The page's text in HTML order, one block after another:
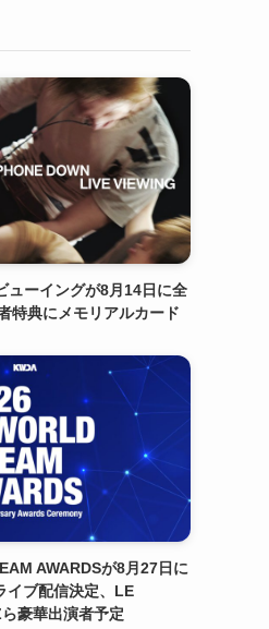
ューイングが8月14日に全
特典にメモリアルカード
AWARDSが8月27日に
イブ配信決定、LE
豪華出演者予定